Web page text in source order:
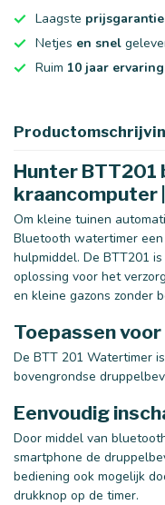
Laagste prijsgarantie
Netjes en snel
Ruim 10 jaar ervaring
Hunter
kraancomputer
Om kleine tuinen
Bluetooth watertimer
hulpmiddel. De BTT201
oplossing voor het
en kleine gazons zonder
Toepassen
De BTT 201 Watertimer
bovengrondse
Eenvoudig
Door middel van
smartphone de
bediening ook mogelijk
drukknop op de timer.